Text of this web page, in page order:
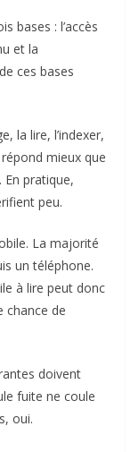
bases : l’accès
et la
ces bases
la lire, l’indexer,
mieux que
En pratique,
peu.
La majorité
un téléphone.
à lire peut donc
chance de
doivent
fuite ne coule
oui.